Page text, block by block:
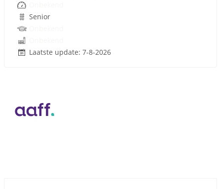
Senior
Laatste update: 7-8-2026